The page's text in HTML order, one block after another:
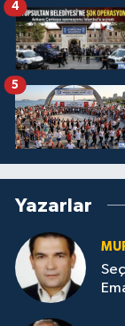
4
5
Yazarlar